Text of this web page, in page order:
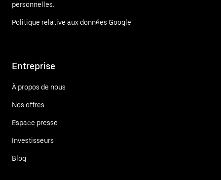
personnelles.
Politique relative aux données Google
Entreprise
À propos de nous
Nos offres
Espace presse
Investisseurs
Blog